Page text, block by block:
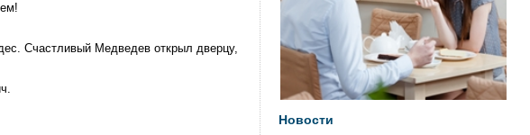
Счастливый Медведев открыл дверцу,
Новости